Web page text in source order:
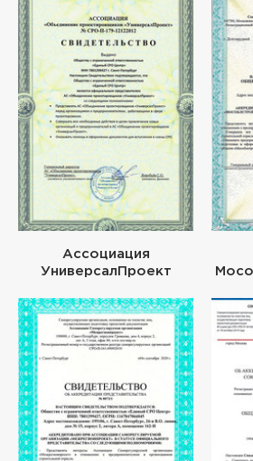
Ассоциация
УниверсалПроект